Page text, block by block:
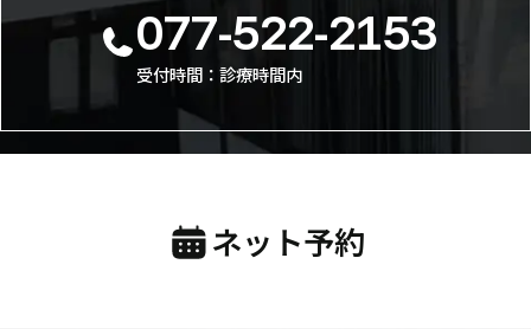
077-522-2153
受付時間：診療時間内
ネット予約